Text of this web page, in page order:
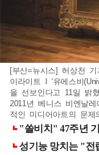
[부산=뉴시스] 허상천
이라이트 I ‘유에스비
을 선보인다고 11일 밝
2011년 베니스 비엔날
적인 미디어아트의 문